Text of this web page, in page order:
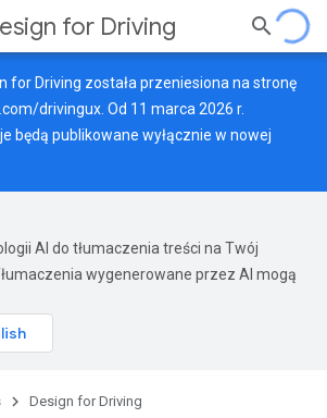
for Driving
for Driving została przeniesiona na stronę
drivingux . Od 11 marca 2026 r.
będą publikowane wyłącznie w nowej
AI do tłumaczenia treści na Twój
wygenerowane przez AI mogą
Design for Driving